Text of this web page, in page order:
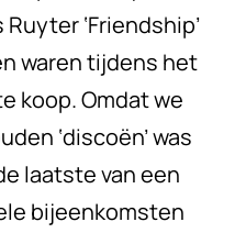
‘Friendship’
waren tijdens het
koop. Omdat we
‘discoën’ was
laatste van een
bijeenkomsten